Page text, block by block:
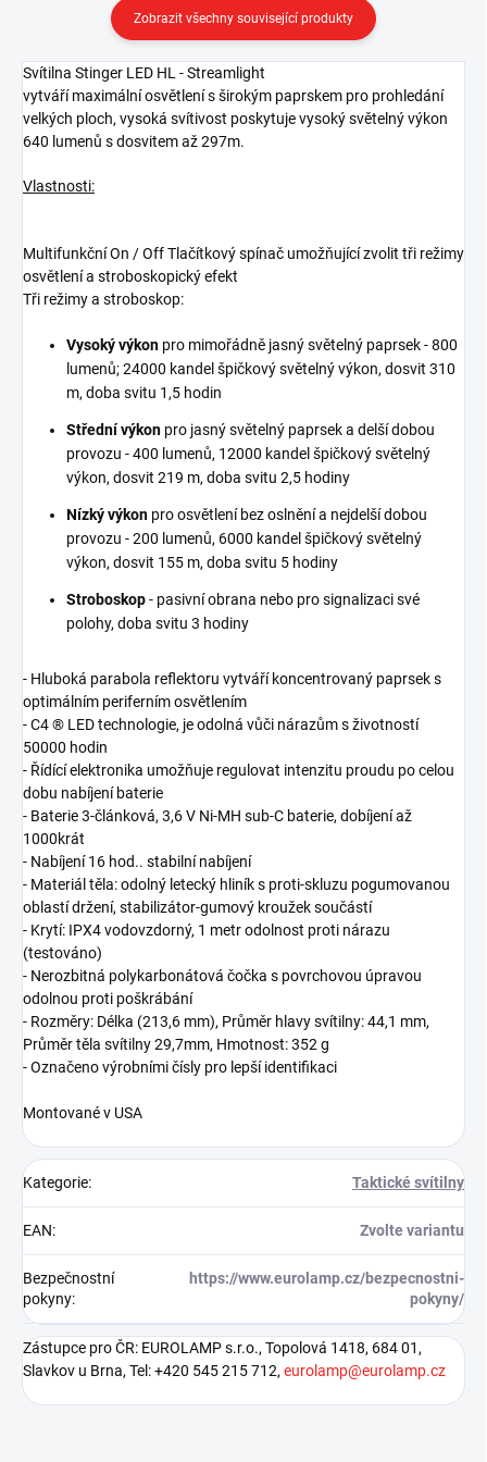
Zobrazit všechny související produkty
Svítilna Stinger LED HL - Streamlight
vytváří maximální osvětlenís širokým paprskem pro prohledání
velkých ploch, vysoká svítivost poskytujevysoký světelný výkon
640 lumenů sdosvitem až 297m.
Vlastnosti:
MultifunkčníOn / OffTlačítkový spínač umožňující zvolit tři režimy
osvětlenía stroboskopický efekt
Tři režimya stroboskop:
Vysoký výkon pro mimořádně jasnýsvětelný paprsek-800
lumenů;24000 kandel špičkový světelný výkon, dosvit 310
m, doba svitu 1,5 hodin
Střední výkon pro jasný světelný paprsek a delšídobou
provozu -400 lumenů, 12000 kandel špičkový světelný
výkon, dosvit 219 m, doba svitu 2,5 hodiny
Nízký výkon proosvětlení bezoslnění a nejdelšídobou
provozu -200 lumenů, 6000 kandel špičkový světelný
výkon, dosvit 155 m, doba svitu 5 hodiny
Stroboskop- pasivní obrana nebo pro signalizacisvé
polohy, doba svitu 3 hodiny
- Hluboká parabola reflektoru vytváří koncentrovaný paprseks
optimálním perifernímosvětlením
- C4® LED technologie, je odolná vůči nárazůmsživotností
50000 hodin
- Řídícíelektronika umožňuje regulovat intenzitu proudu po celou
dobu nabíjení baterie
- Baterie 3-článková, 3,6 V Ni-MH sub-C baterie, dobíjeníaž
1000krát
- Nabíjení 16 hod.. stabilní nabíjení
- Materiál těla: odolný letecký hliníks proti-skluzu pogumovanou
oblastí držení, stabilizátor-gumový kroužeksoučástí
- Krytí: IPX4vodovzdorný, 1 metrodolnost proti nárazu
(testováno)
- Nerozbitná polykarbonátová čočka s povrchovou úpravou
odolnou proti poškrábání
- Rozměry: Délka (213,6 mm), Průměr hlavy svítilny: 44,1 mm,
Průměr těla svítilny 29,7mm, Hmotnost:352 g
- Označeno výrobními čísly pro lepšíidentifikaci
Montovanév USA
Kategorie: Taktické svítilny
EAN: Zvolte variantu
Bezpečnostní
pokyny:
https://www.eurolamp.cz/bezpecnostni-
pokyny/
Zástupce pro ČR: EUROLAMP s.r.o., Topolová 1418, 684 01,
Slavkov u Brna, Tel: +420 545 215 712, eurolamp@eurolamp.cz